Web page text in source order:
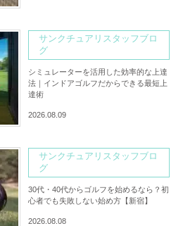
サンクチュアリスタッフブロ
グ
シミュレーターを活用した効率的な上達
法｜インドアゴルフだからできる最短上
達術
2026.08.09
サンクチュアリスタッフブロ
グ
30代・40代からゴルフを始めるなら？初
心者でも失敗しない始め方【新宿】
2026.08.08